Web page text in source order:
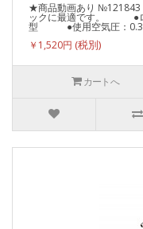
★商品動画あり №121843
ックに最適です。 ●ロ
型 ●使用空気圧：
￥1,520円
カートへ